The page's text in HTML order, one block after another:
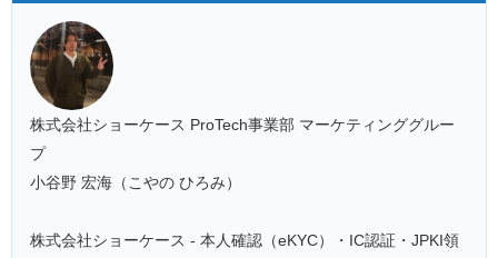
株式会社ショーケース ProTech事業部 マーケティンググルー
プ
小谷野 宏海（こやの ひろみ）
株式会社ショーケース - 本人確認（eKYC）・IC認証・JPKI領